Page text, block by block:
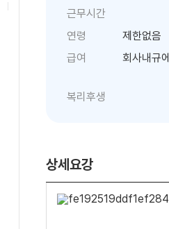
근무시간
연령
제한없음
급여
회사내규
복리후생
상세요강